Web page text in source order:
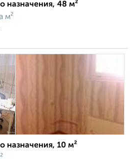
назначения, 48 м²
м²
назначения, 10 м²